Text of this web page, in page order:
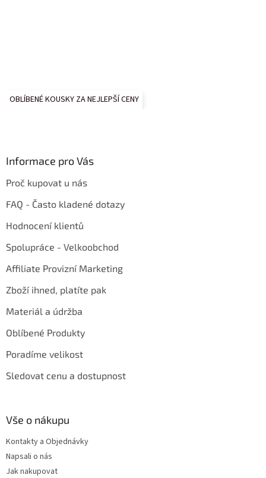
OBLÍBENÉ KOUSKY ZA NEJLEPŠÍ CENY
Informace pro Vás
Proč kupovat u nás
FAQ - Často kladené dotazy
Hodnocení klientů
Spolupráce - Velkoobchod
Affiliate Provizní Marketing
Zboží ihned, platíte pak
Materiál a údržba
Oblíbené Produkty
Poradíme velikost
Sledovat cenu a dostupnost
Vše o nákupu
Kontakty a Objednávky
Napsali o nás
Jak nakupovat